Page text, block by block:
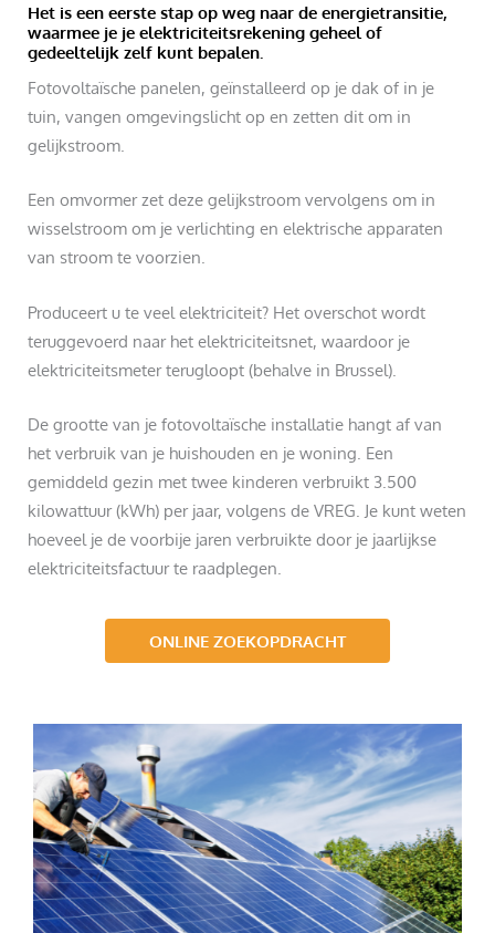
Het is een eerste stap op weg naar de energietransitie,
waarmee je je elektriciteitsrekening geheel of
gedeeltelijk zelf kunt bepalen.
Fotovoltaïsche panelen, geïnstalleerd op je dak of in je
tuin, vangen omgevingslicht op en zetten dit om in
gelijkstroom.
Een omvormer zet deze gelijkstroom vervolgens om in
wisselstroom om je verlichting en elektrische apparaten
van stroom te voorzien.
Produceert u te veel elektriciteit? Het overschot wordt
teruggevoerd naar het elektriciteitsnet, waardoor je
elektriciteitsmeter terugloopt (behalve in Brussel).
De grootte van je fotovoltaïsche installatie hangt af van
het verbruik van je huishouden en je woning. Een
gemiddeld gezin met twee kinderen verbruikt 3.500
kilowattuur (kWh) per jaar, volgens de VREG. Je kunt weten
hoeveel je de voorbije jaren verbruikte door je jaarlijkse
elektriciteitsfactuur te raadplegen.
ONLINE ZOEKOPDRACHT